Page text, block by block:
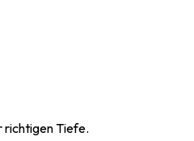
richtigen Tiefe.